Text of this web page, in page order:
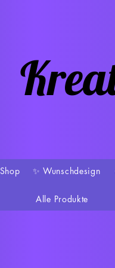
✨ Wunschdesign
Alle Produkte